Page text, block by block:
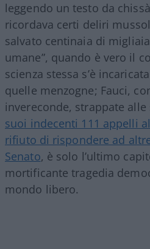
leggendo un testo da
ricordava certi deliri
salvato centinaia di
umane”, quando è vero il
scienza stessa s’è
quelle menzogne; Fauci,
invereconde, strappate
suoi indecenti 111 appelli
rifiuto di rispondere ad
Senato, è solo l’ultimo
mortificante tragedia
mondo libero.